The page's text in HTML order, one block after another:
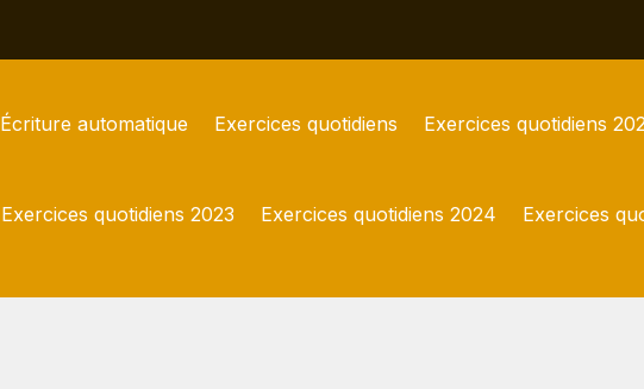
Écriture automatique Exercices quotidiens Exercices quotidiens
Exercices quotidiens 2023 Exercices quotidiens 2024 Exercices